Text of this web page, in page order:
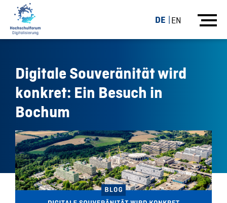
DE EN
Digitale Souveränität wird
konkret: Ein Besuch in
Bochum